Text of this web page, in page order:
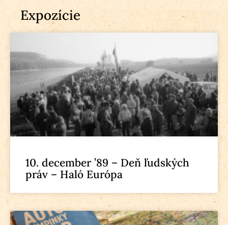
Expozície
10. december ’89 – Deň ľudských
práv – Haló Európa